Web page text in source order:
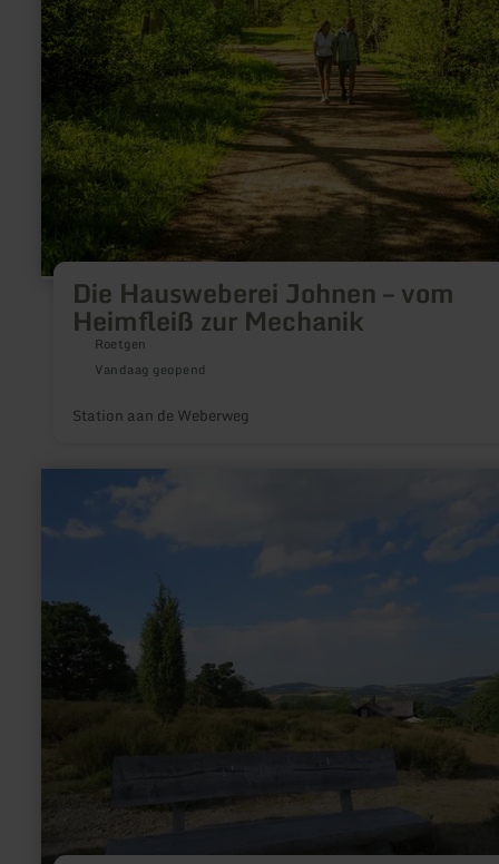
Die Hausweberei Johnen – vom
Heimfleiß zur Mechanik
Roetgen
Vandaag geopend
Station aan de Weberweg
Ortsgemeinde